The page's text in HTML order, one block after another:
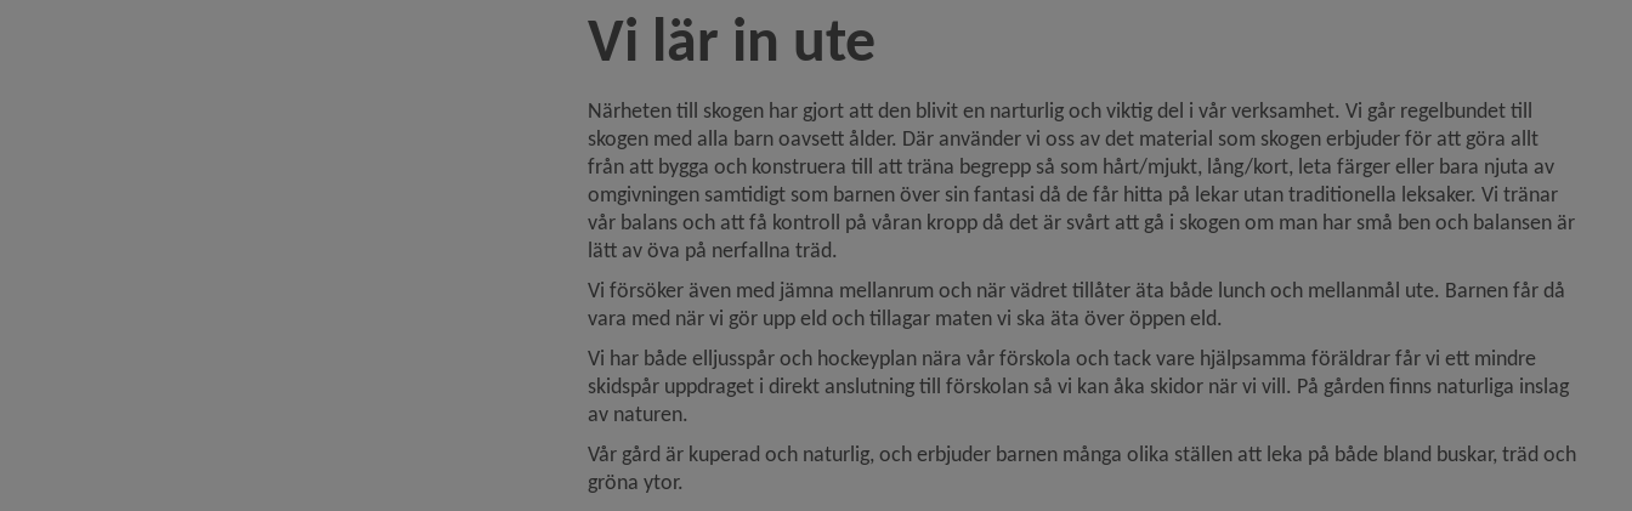
Vi lär in ute
Närheten till skogen har gjort att den blivit en narturlig och viktig del i vår verksamhet. Vi går regelbundet till
skogen med alla barn oavsett ålder. Där använder vi oss av det material som skogen erbjuder för att göra allt
från att bygga och konstruera till att träna begrepp så som hårt/mjukt, lång/kort, leta färger eller bara njuta av
omgivningen samtidigt som barnen över sin fantasi då de får hitta på lekar utan traditionella leksaker. Vi tränar
vår balans och att få kontroll på våran kropp då det är svårt att gå i skogen om man har små ben och balansen är
lätt av öva på nerfallna träd.
Vi försöker även med jämna mellanrum och när vädret tillåter äta både lunch och mellanmål ute. Barnen får då
vara med när vi gör upp eld och tillagar maten vi ska äta över öppen eld.
Vi har både elljusspår och hockeyplan nära vår förskola och tack vare hjälpsamma föräldrar får vi ett mindre
skidspår uppdraget i direkt anslutning till förskolan så vi kan åka skidor när vi vill. På gården finns naturliga inslag
av naturen.
Vår gård är kuperad och naturlig, och erbjuder barnen många olika ställen att leka på både bland buskar, träd och
gröna ytor.